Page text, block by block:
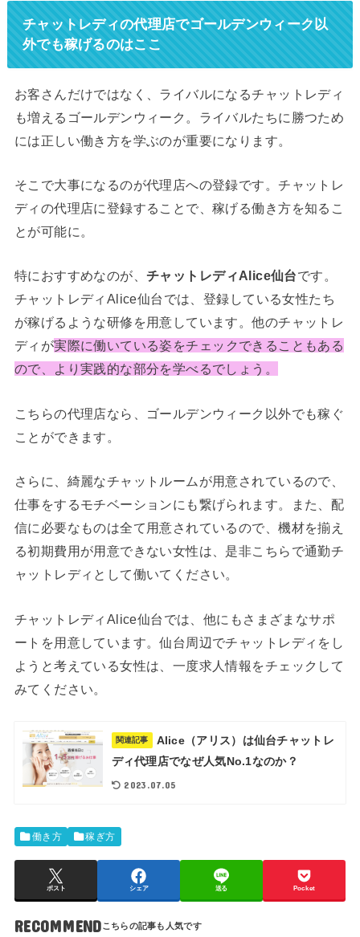
チャットレディの代理店でゴールデンウィーク以
外でも稼げるのはここ
お客さんだけではなく、ライバルになるチャットレディ
も増えるゴールデンウィーク。ライバルたちに勝つため
には正しい働き方を学ぶのが重要になります。
そこで大事になるのが代理店への登録です。チャットレ
ディの代理店に登録することで、稼げる働き方を知るこ
とが可能に。
特におすすめなのが、チャットレディAlice仙台です。
チャットレディAlice仙台では、登録している女性たち
が稼げるような研修を用意しています。他のチャットレ
ディが実際に働いている姿をチェックできることもある
ので、より実践的な部分を学べるでしょう。
こちらの代理店なら、ゴールデンウィーク以外でも稼ぐ
ことができます。
さらに、綺麗なチャットルームが用意されているので、
仕事をするモチベーションにも繋げられます。また、配
信に必要なものは全て用意されているので、機材を揃え
る初期費用が用意できない女性は、是非こちらで通勤チ
ャットレディとして働いてください。
チャットレディAlice仙台では、他にもさまざまなサポ
ートを用意しています。仙台周辺でチャットレディをし
ようと考えている女性は、一度求人情報をチェックして
みてください。
関連記事
Alice（アリス）は仙台チャットレ
ディ代理店でなぜ人気No.1なのか？
2023.07.05
働き方 稼ぎ方
ポスト シェア 送る Pocket
RECOMMEND